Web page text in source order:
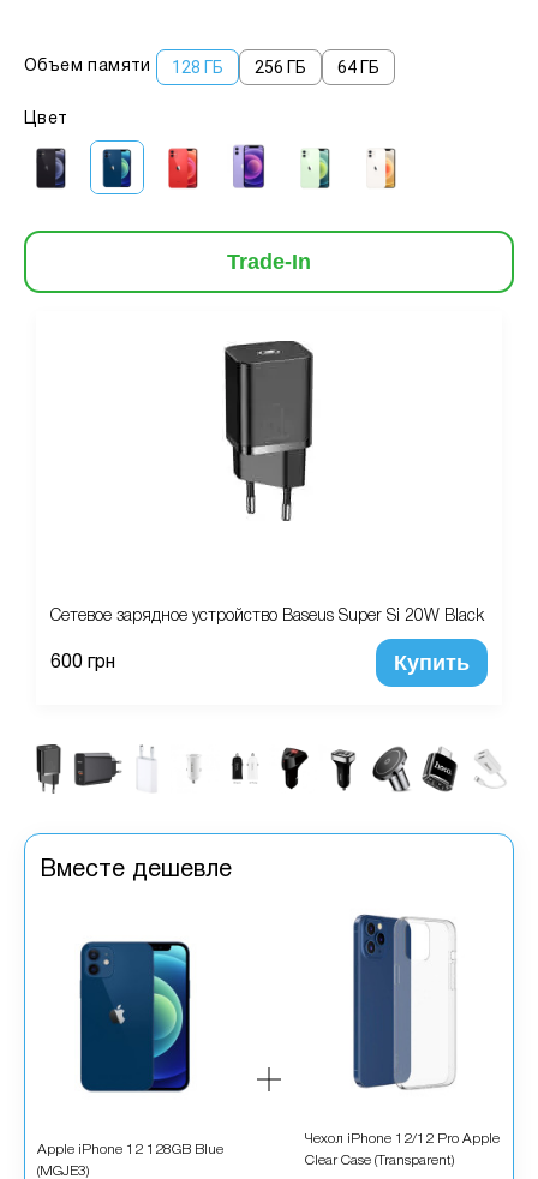
Объем памяти 128 ГБ 256 ГБ 64 ГБ
Цвет
Trade-In
Сетевое зарядное устройство Baseus Super Si 20W Black
600 грн Купить
Вместе дешевле
Apple iPhone 12 128GB Blue
(MGJE3)
Чехол iPhone 12/12 Pro Apple
Clear Case (Transparent)